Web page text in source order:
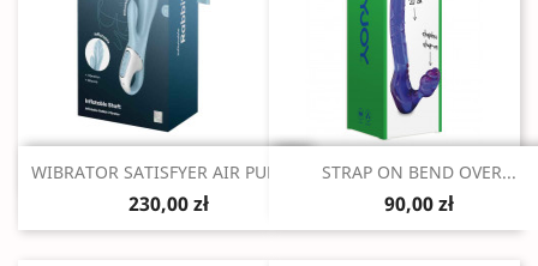
Szybki podgląd
WIBRATOR SATISFYER AIR PUMP...
230,00 zł
Szybki podgląd
STRAP ON BEND OVER...
90,00 zł